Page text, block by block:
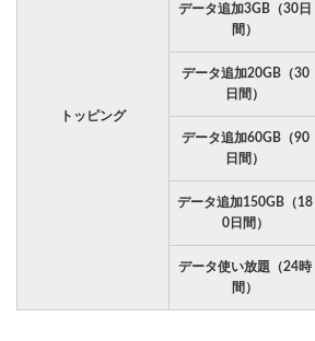
トッピング
データ追加3GB（30日
間）
データ追加20GB（30
日間）
データ追加60GB（90
日間）
データ追加150GB（18
0日間）
データ使い放題（24時
間）